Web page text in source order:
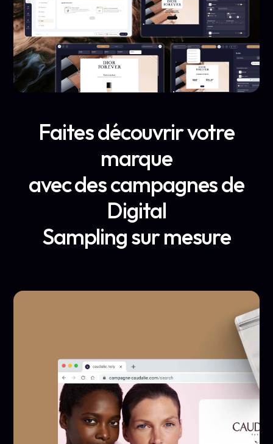
Faites découvrir votre
marque
avec des campagnes de
Digital
Sampling sur mesure